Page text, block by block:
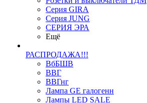
Серия GIRA
Серия JUNG
СЕРИЯ ЭРА
Ещё
РАСПРОДАЖА!!!
ВбБШВ
ВВГ
ВВГнг
Лампа GE галогенн
Лампы LED SALE